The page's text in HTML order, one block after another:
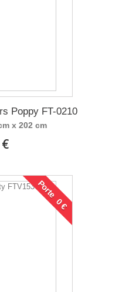
Poppy FT-0210
x 202 cm
Porte 0 €